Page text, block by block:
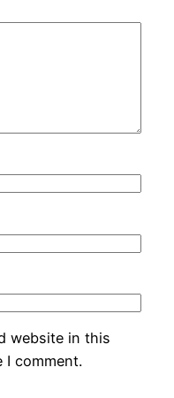
website in this
I comment.